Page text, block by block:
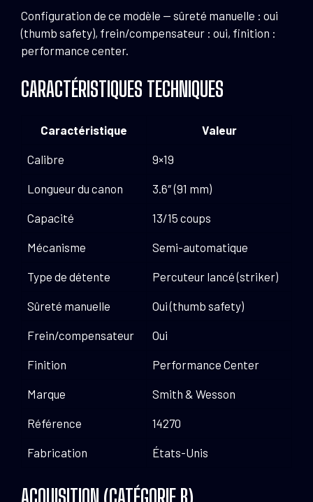
Configuration de ce modèle — sûreté manuelle : oui
(thumb safety), frein/compensateur : oui, finition :
performance center.
CARACTÉRISTIQUES TECHNIQUES
Caractéristique Valeur
Calibre 9×19
Longueur du canon 3.6″ (91 mm)
Capacité 13/15 coups
Mécanisme Semi-automatique
Type de détente Percuteur lancé (striker)
Sûreté manuelle Oui (thumb safety)
Frein/compensateur Oui
Finition Performance Center
Marque Smith & Wesson
Référence 14270
Fabrication États-Unis
ACQUISITION (CATÉGORIE B)